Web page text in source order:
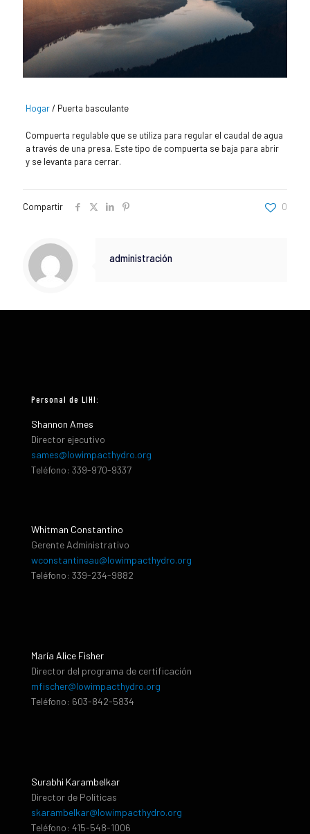
Hogar/ Puerta basculante
Compuerta regulable que se utiliza para regular el caudal de agua
a través de una presa. Este tipo de compuerta se baja para abrir
y se levanta para cerrar.
Compartir 0
administración
Personal de LIHI:
Shannon Ames
Director ejecutivo
sames@lowimpacthydro.org
Teléfono: 339-970-9337
Whitman Constantino
Gerente Administrativo
wconstantineau@lowimpacthydro.org
Teléfono: 339-234-9882
María Alice Fisher
Director del programa de certificación
mfischer@lowimpacthydro.org
Teléfono: 603-842-5834
Surabhi Karambelkar
Director de Políticas
skarambelkar@lowimpacthydro.org
Teléfono: 415-548-1006